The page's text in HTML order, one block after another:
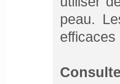
peau.
efficaces